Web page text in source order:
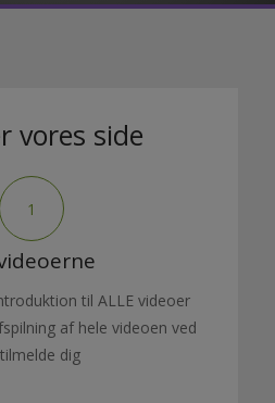
vores side
1
til ALLE videoer
af hele videoen ved
dig